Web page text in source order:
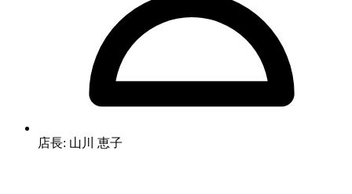
店長: 山川 恵子